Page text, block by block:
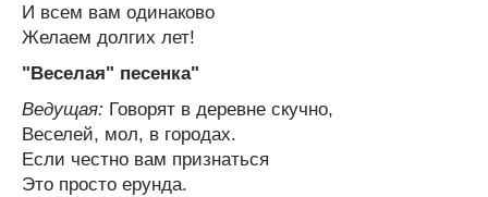
И всем вам одинаково
Желаем долгих лет!
"Веселая" песенка"
Ведущая: Говорят в деревне скучно,
Веселей, мол, в городах.
Если честно вам признаться
Это просто ерунда.